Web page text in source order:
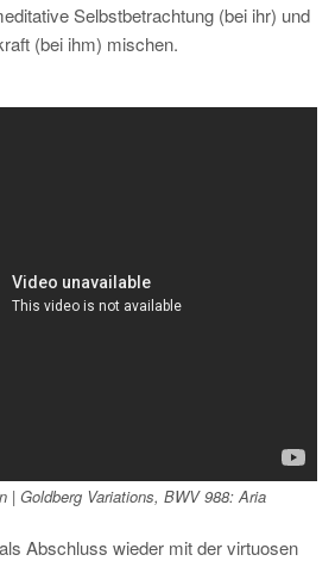
Selbstbetrachtung (bei ihr) und
(bei ihm) mischen.
| Goldberg Variations, BWV 988: Aria
Abschluss wieder mit der virtuosen